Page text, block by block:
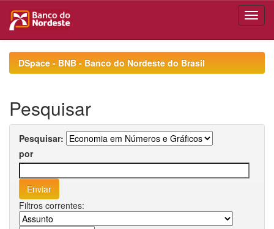
navigationDSpace - BNB - Banco do Nordeste do Brasil
Pesquisar
Pesquisar:
por
Filtros correntes: